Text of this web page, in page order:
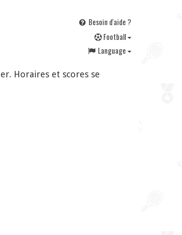
Besoin d'aide ?
Football
Language
Horaires et scores se